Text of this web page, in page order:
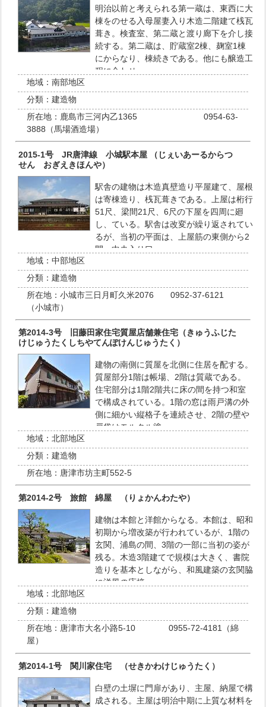
明治以前と考えられる第一蔵は、東西に大
棟をのせる入母屋妻入り木造二階建て桟瓦
葺き。検査室、第二蔵と渡り廊下を介し接
続する。第二蔵は、貯蔵室2棟、麹室1棟
にからなり、棟続きである。他にも醸造工
程に合わせ…
地域： 南部地区
分類： 建造物
所在地： 鹿島市三河内乙1365 0954-63-
3888（馬場酒造場）
2015-1号 JR唐津線 小城駅本屋 （じぇいあーるからつ
せん おぎえきほんや）
駅舎の建物は木造真壁造り平屋建て、屋根
は寄棟造り、桟瓦葺きである。上屋は桁行
51尺、梁間21尺、6尺の下屋を四周に廻
し、ている。駅舎は改変が繰り返されてい
るが、当初の平面は、上屋筋の東側から2
間、中央入り口…
地域： 中部地区
分類： 建造物
所在地： 小城市三日月町久米2076 0952-37-6121
（小城市）
第2014-3号 旧藤田家住宅質屋店舗兼住宅（きゅうふじた
けじゅうたくしちやてんぽけんじゅうたく）
建物の南側に質屋を北側に住居を配する。
質屋部分1階は帳場、2階は質蔵である。
住宅部分は1階2階共に床の間を持つ和室
で構成されている。1階の窓は雨戸溝の外
側に細かい縦格子を連続させ、2階の壁や
戸袋はモルタル塗…
地域： 北部地区
分類： 建造物
所在地： 唐津市坊主町552-5
第2014-2号 旅館 綿屋 （りょかんわたや）
建物は本館と洋館からなる。本館は、昭和
初期から増改築が行われているが、1階の
玄関、浦島の間、3階の一部に当初の姿が
残る。木造3階建てで規模は大きく、書院
造りを基本としながら、和風建築の玄関脇
に洋風の応接…
地域： 北部地区
分類： 建造物
所在地： 唐津市大名小路5-10 0955-72-4181（綿
屋）
第2014-1号 関川家住宅 （せきかわけじゅうたく）
白壁の土塀に門扉があり、主屋、納屋で構
成される。主屋は明治中期に上質な材料を